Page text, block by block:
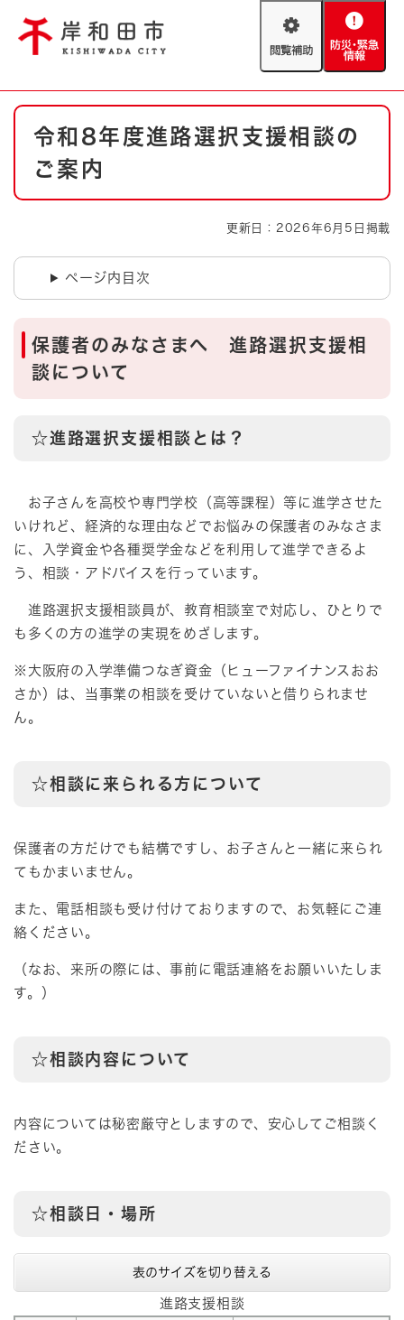
閲
助
防
緊
情
やさしい日本語
防災・緊急情報 救急・消防
ハザードマップ
本
令和8年度進路選択支援相談の
ご案内
更新日：2026年6月5日掲載
ページ内目次
保護者のみなさまへ 進路選択支援相
談について
☆進路選択支援相談とは？
お子さんを高校や専門学校（高等課程）等に進学させた
いけれど、経済的な理由などでお悩みの保護者のみなさま
に、入学資金や各種奨学金などを利用して進学できるよ
う、相談・アドバイスを行っています。
進路選択支援相談員が、教育相談室で対応し、ひとりで
も多くの方の進学の実現をめざします。
※大阪府の入学準備つなぎ資金（ヒューファイナンスおお
さか）は、当事業の相談を受けていないと借りられませ
ん。
☆相談に来られる方について
保護者の方だけでも結構ですし、お子さんと一緒に来られ
てもかまいません。
また、電話相談も受け付けておりますので、お気軽にご連
絡ください。
（なお、来所の際には、事前に電話連絡をお願いいたしま
す。）
☆相談内容について
内容については秘密厳守としますので、安心してご相談く
ださい。
☆相談日・場所
表のサイズを切り替える
進路支援相談